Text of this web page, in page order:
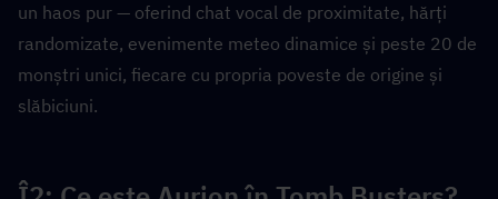
un haos pur — oferind chat vocal de proximitate, hărți
randomizate, evenimente meteo dinamice și peste 20 de
monștri unici, fiecare cu propria poveste de origine și
slăbiciuni.